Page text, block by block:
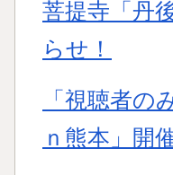
菩提寺「丹
らせ！
「視聴者
ｎ熊本」開